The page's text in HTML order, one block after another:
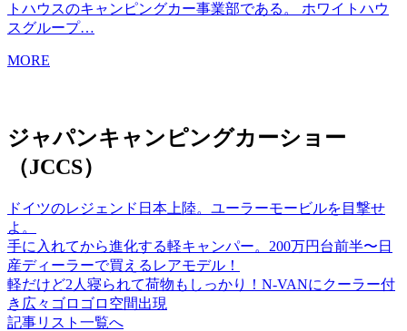
トハウスのキャンピングカー事業部である。 ホワイトハウ
スグループ…
MORE
ジャパンキャンピングカーショー
（JCCS）
ドイツのレジェンド日本上陸。ユーラーモービルを目撃せ
よ。
手に入れてから進化する軽キャンパー。200万円台前半〜日
産ディーラーで買えるレアモデル！
軽だけど2人寝られて荷物もしっかり！N-VANにクーラー付
き広々ゴロゴロ空間出現
記事リスト一覧へ